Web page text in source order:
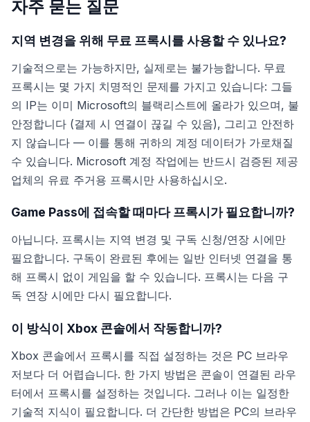
자주 묻는 질문
지역 변경을 위해 무료 프록시를 사용할 수 있나요?
기술적으로는 가능하지만, 실제로는 불가능합니다. 무료
프록시는 몇 가지 치명적인 문제를 가지고 있습니다: 그들
의 IP는 이미 Microsoft의 블랙리스트에 올라가 있으며, 불
안정합니다 (결제 시 연결이 끊길 수 있음), 그리고 안전하
지 않습니다 — 이를 통해 귀하의 계정 데이터가 가로채질
수 있습니다. Microsoft 계정 작업에는 반드시 검증된 제공
업체의 유료 주거용 프록시만 사용하십시오.
Game Pass에 접속할 때마다 프록시가 필요합니까?
아닙니다. 프록시는 지역 변경 및 구독 신청/연장 시에만
필요합니다. 구독이 완료된 후에는 일반 인터넷 연결을 통
해 프록시 없이 게임을 할 수 있습니다. 프록시는 다음 구
독 연장 시에만 다시 필요합니다.
이 방식이 Xbox 콘솔에서 작동합니까?
Xbox 콘솔에서 프록시를 직접 설정하는 것은 PC 브라우
저보다 더 어렵습니다. 한 가지 방법은 콘솔이 연결된 라우
터에서 프록시를 설정하는 것입니다. 그러나 이는 일정한
기술적 지식이 필요합니다. 더 간단한 방법은 PC의 브라우